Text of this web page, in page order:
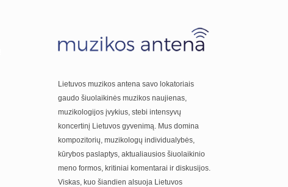
Lietuvos muzikos antena savo lokatoriais
gaudo šiuolaikinės muzikos naujienas,
muzikologijos įvykius, stebi intensyvų
koncertinį Lietuvos gyvenimą. Mus domina
kompozitorių, muzikologų individualybės,
kūrybos paslaptys, aktualiausios šiuolaikinio
meno formos, kritiniai komentarai ir diskusijos.
Viskas, kuo šiandien alsuoja Lietuvos